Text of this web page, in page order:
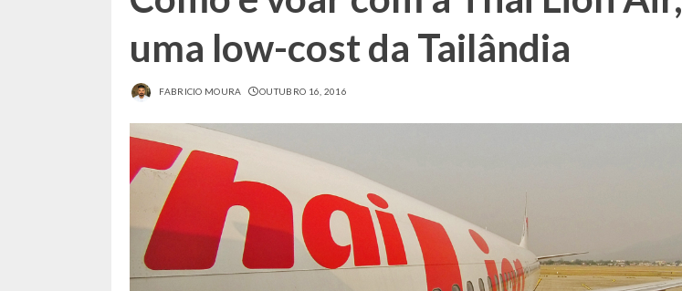
uma low-cost da Tailândia
FABRICIO MOURA OUTUBRO 16, 2016